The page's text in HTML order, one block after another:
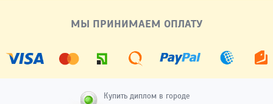
МЫ ПРИНИМАЕМ ОПЛАТУ
Купить диплом в городе